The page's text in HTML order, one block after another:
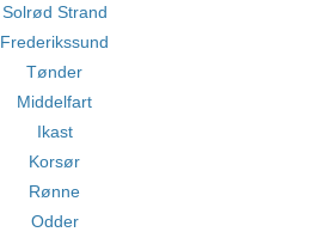
Solrød Strand
Frederikssund
Tønder
Middelfart
Ikast
Korsør
Rønne
Odder